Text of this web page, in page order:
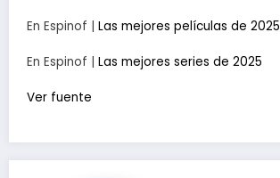
En Espinof | Las mejores películas de 2025
En Espinof | Las mejores series de 2025
Ver fuente